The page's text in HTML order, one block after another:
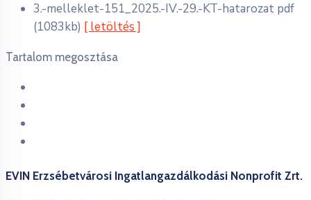
3.-melleklet-151_2025.-IV.-29.-KT-hatarozat pdf
(1083kb) [ letöltés ]
Tartalom megosztása
EVIN Erzsébetvárosi Ingatlangazdálkodási Nonprofit Zrt.